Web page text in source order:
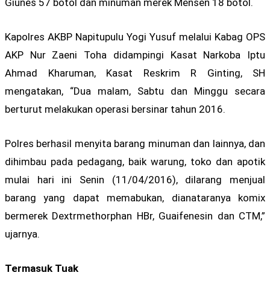
Kapolres AKBP Napitupulu Yogi Yusuf melalui Kabag OPS
AKP Nur Zaeni Toha didampingi Kasat Narkoba Iptu
Ahmad Kharuman, Kasat Reskrim R Ginting, SH
mengatakan, “Dua malam, Sabtu dan Minggu secara
berturut melakukan operasi bersinar tahun 2016.
Polres berhasil menyita barang minuman dan lainnya, dan
dihimbau pada pedagang, baik warung, toko dan apotik
mulai hari ini Senin (11/04/2016), dilarang menjual
barang yang dapat memabukan, dianataranya komix
bermerek Dextrmethorphan HBr, Guaifenesin dan CTM,”
ujarnya.
Termasuk Tuak